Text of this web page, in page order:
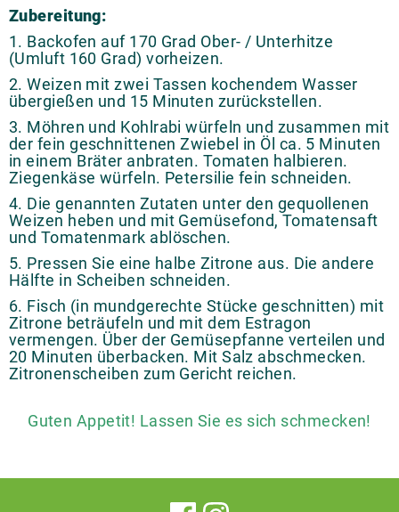
Zubereitung:
1. Backofen auf 170 Grad Ober- / Unterhitze
(Umluft 160 Grad) vorheizen.
2. Weizen mit zwei Tassen kochendem Wasser
übergießen und 15 Minuten zurückstellen.
3. Möhren und Kohlrabi würfeln und zusammen mit
der fein geschnittenen Zwiebel in Öl ca. 5 Minuten
in einem Bräter anbraten. Tomaten halbieren.
Ziegenkäse würfeln. Petersilie fein schneiden.
4. Die genannten Zutaten unter den gequollenen
Weizen heben und mit Gemüsefond, Tomatensaft
und Tomatenmark ablöschen.
5. Pressen Sie eine halbe Zitrone aus. Die andere
Hälfte in Scheiben schneiden.
6. Fisch (in mundgerechte Stücke geschnitten) mit
Zitrone beträufeln und mit dem Estragon
vermengen. Über der Gemüsepfanne verteilen und
20 Minuten überbacken. Mit Salz abschmecken.
Zitronenscheiben zum Gericht reichen.
Guten Appetit! Lassen Sie es sich schmecken!